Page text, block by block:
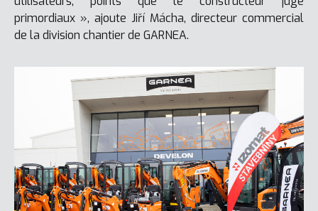
primordiaux », ajoute Jiří Mácha, directeur commercial
de la division chantier de GARNEA.